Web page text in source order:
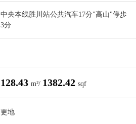
中央本线胜川站公共汽车17分"高山"停歩
3分
128.43 m²/ 1382.42 sqf
更地